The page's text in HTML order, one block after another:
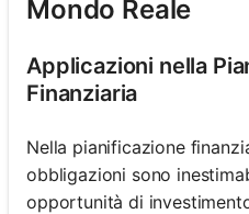
Mondo Reale
Applicazioni nella
Finanziaria
Nella pianificazione
obbligazioni sono
opportunità di